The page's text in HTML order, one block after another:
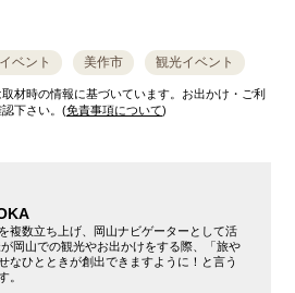
ベント 美作市 観光イベント
材時の情報に基づいています。お出かけ・ご利
下さい。(免責事項について)
複数立ち上げ、岡山ナビゲーターとして活
岡山での観光やお出かけをする際、「旅や
なひとときが創出できますように！と言う
。